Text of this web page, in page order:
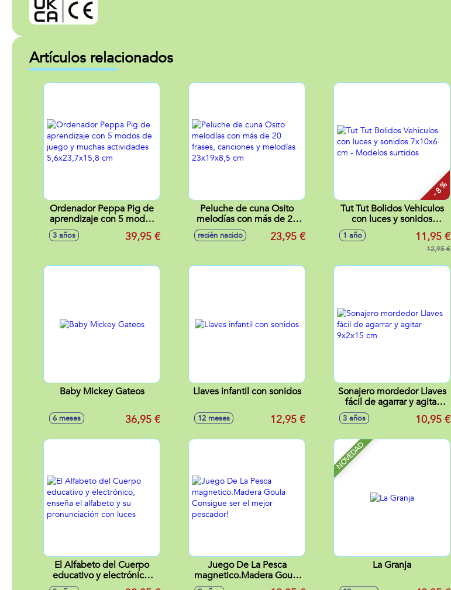
Artículos relacionados
Ordenador Peppa Pig de
aprendizaje con 5 modos
de juego y muchas
actividades 5,6x23,7x15,8
3 años 39,95 €
Peluche de cuna Osito
melodías con más de 20
frases, canciones y
melodías 23x19x8,5 cm
recién nacido 23,95 €
- 8 %
Tut Tut Bolidos Vehiculos
con luces y sonidos
7x10x6 cm - Modelos
1 año 11,95 €
12,95 €
Baby Mickey Gateos
6 meses 36,95 €
Llaves infantil con sonidos
12 meses 12,95 €
Sonajero mordedor Llaves
fácil de agarrar y agitar
3 años 10,95 €
El Alfabeto del Cuerpo
educativo y electrónico,
enseña el alfabeto y su
Juego De La Pesca
magnetico.Madera Goula
Consigue ser el mejor
NOVEDAD
La Granja